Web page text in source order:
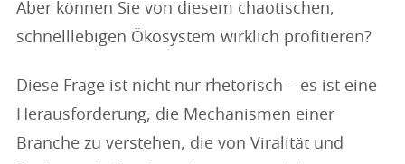
Aber können Sie von diesem chaotischen,
schnelllebigen Ökosystem wirklich profitieren?
Diese Frage ist nicht nur rhetorisch – es ist eine
Herausforderung, die Mechanismen einer
Branche zu verstehen, die von Viralität und